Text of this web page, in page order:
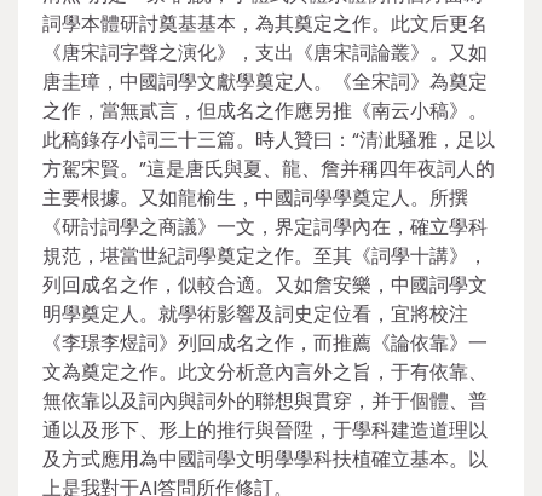
詞學本體研討奠基基本，為其奠定之作。此文后更名
《唐宋詞字聲之演化》，支出《唐宋詞論叢》。又如
唐圭璋，中國詞學文獻學奠定人。《全宋詞》為奠定
之作，當無貳言，但成名之作應另推《南云小稿》。
此稿錄存小詞三十三篇。時人贊曰：“清泚騷雅，足以
方駕宋賢。”這是唐氏與夏、龍、詹并稱四年夜詞人的
主要根據。又如龍榆生，中國詞學學奠定人。所撰
《研討詞學之商議》一文，界定詞學內在，確立學科
規范，堪當世紀詞學奠定之作。至其《詞學十講》，
列回成名之作，似較合適。又如詹安樂，中國詞學文
明學奠定人。就學術影響及詞史定位看，宜將校注
《李璟李煜詞》列回成名之作，而推薦《論依靠》一
文為奠定之作。此文分析意內言外之旨，于有依靠、
無依靠以及詞內與詞外的聯想與貫穿，并于個體、普
通以及形下、形上的推行與晉陞，于學科建造道理以
及方式應用為中國詞學文明學學科扶植確立基本。以
上是我對于AI答問所作修訂。